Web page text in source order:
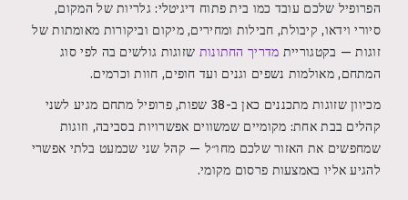
הפרופיל שלכם עובד כמו בית פתוח דיגיטלי: גלריות של המקום,
סיורי וידאו, קיבולת, חבילות ומחירים, מיקום וביקורות מאומתות של
זוגות — בקטגוריית מדריך החתונות שזוגות גולשים בה לפי סוג
המתחם, מאולמות נשפים וגנים ועד חופים, חוות וכרמים.
מכיוון שזוגות מתכננים כאן ב-38 שפות, פרופיל מתחם מגיע לשני
קהלים בבת אחת: מקומיים שמשווים אפשרויות בסביבה, וזוגות
שמחפשים את האזור שלכם מחו״ל — קהל שני שכמעט בלתי אפשרי
להגיע אליו באמצעות פרסום מקומי.